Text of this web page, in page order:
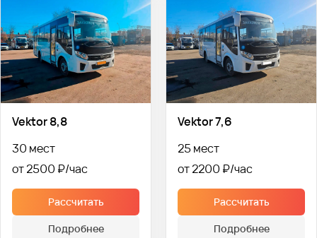
Vektor 8,8
30 мест
от 2500 ₽
Рассчитать
Подробнее
Vektor 7,6
25 мест
от 2200 ₽
Рассчитать
Подробнее